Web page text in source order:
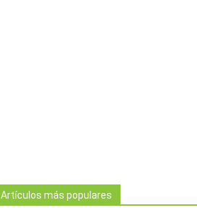
Artículos más populares